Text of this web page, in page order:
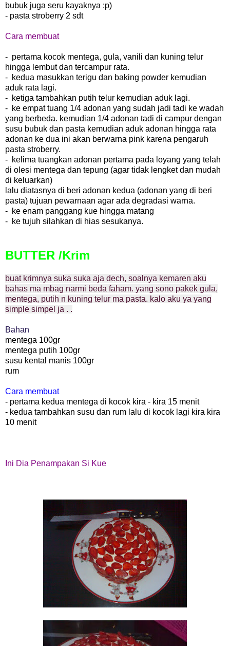
bubuk juga seru kayaknya :p)
- pasta stroberry 2 sdt
Cara membuat
- pertama kocok mentega, gula, vanili dan kuning telur
hingga lembut dan tercampur rata.
- kedua masukkan terigu dan baking powder kemudian
aduk rata lagi.
- ketiga tambahkan putih telur kemudian aduk lagi.
- ke empat tuang 1/4 adonan yang sudah jadi tadi ke wadah
yang berbeda. kemudian 1/4 adonan tadi di campur dengan
susu bubuk dan pasta kemudian aduk adonan hingga rata
adonan ke dua ini akan berwarna pink karena pengaruh
pasta stroberry.
- kelima tuangkan adonan pertama pada loyang yang telah
di olesi mentega dan tepung (agar tidak lengket dan mudah
di keluarkan)
lalu diatasnya di beri adonan kedua (adonan yang di beri
pasta) tujuan pewarnaan agar ada degradasi warna.
- ke enam panggang kue hingga matang
- ke tujuh silahkan di hias sesukanya.
BUTTER /Krim
buat krimnya suka suka aja dech, soalnya kemaren aku
bahas ma mbag narmi beda faham. yang sono pakek gula,
mentega, putih n kuning telur ma pasta. kalo aku ya yang
simple simpel ja . .
Bahan
mentega 100gr
mentega putih 100gr
susu kental manis 100gr
rum
Cara membuat
- pertama kedua mentega di kocok kira - kira 15 menit
- kedua tambahkan susu dan rum lalu di kocok lagi kira kira
10 menit
Ini Dia Penampakan Si Kue